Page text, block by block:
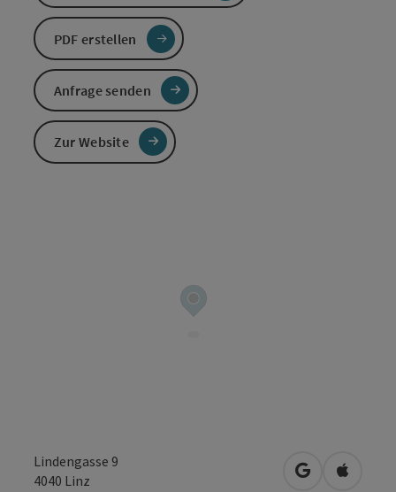
Lindengasse 9
4040 Linz in Google
in
PDF erstellen
Anfrage senden
Zur Website